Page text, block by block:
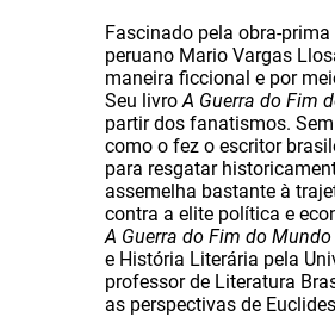
Fascinado pela obra-prima
peruano Mario Vargas
maneira ficcional e por
Seu livroA Guerra do Fim
partir dos fanatismos.
como o fez o escritor
para resgatar
assemelha bastante à
contra a elite política e
A Guerra do Fim do Mundo
e História Literária pela
professor de Literatura
as perspectivas de